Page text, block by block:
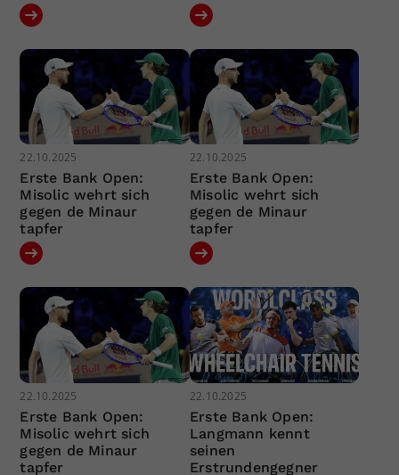
22.10.2025
Erste Bank Open:
Misolic wehrt sich
gegen de Minaur
tapfer
22.10.2025
Erste Bank Open:
Misolic wehrt sich
gegen de Minaur
tapfer
22.10.2025
Erste Bank Open:
Misolic wehrt sich
gegen de Minaur
tapfer
22.10.2025
Erste Bank Open:
Langmann kennt
seinen
Erstrundengegner